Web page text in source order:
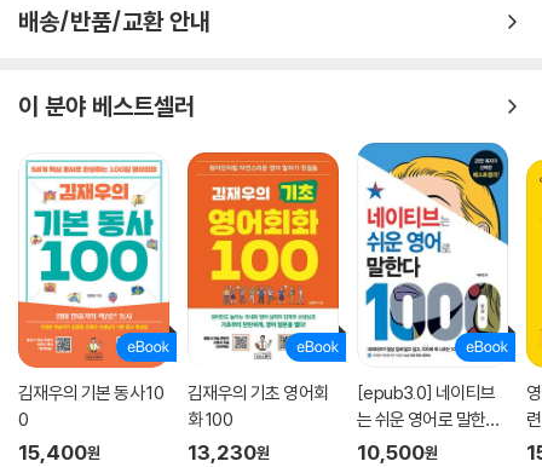
20년 영어울렁증에서 벗어나 영어로 강의를 하게 되다!
언젠가 10살 남짓한 학생이 외국인과 유창하게 대화하는 모습을 보면서,
특정 언어를 유창하게 말하기 위해서는 문법이나 단어와는 다른 마법 같은
뭔가가 더 필요한 것이 아닐까 생각했던 적이 있습니다. 20년이 넘는 시간
동안 영어를 접해왔으면서도 외국인만 보면 심한 두려움을 느꼈죠. 그랬던
제가 불과 1년 만에 영어로 강의를 하러 가게 되었습니다. 울렁증을 유발하
던 영어가 무엇과도 바꿀 수 없는 재미와 즐거움을 주고 있습니다. 이 책이
과거의 저처럼 영어 때문에 고통 받는 분들께 영어 스피킹의 즐거움을 가
져다줄 것을 확신합니다.
영어 스피킹의 본질을 정확히 꿰뚫고 있는 훈련법!
구글 코리아 정책팀 정책자문 변호사 정재훈
배송/반품/교환 안내
이 분야 베스트셀러
김재우의 기본 동사 10
0
15,400원
김재우의 기초 영어회
화 100
13,230원
[epub3.0] 네이티브
는 쉬운 영어로 말한다
-1000문장 편
10,500원